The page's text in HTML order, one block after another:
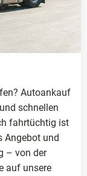
Autoankauf
schnellen
fahrtüchtig ist
Angebot und
– von der
auf unsere